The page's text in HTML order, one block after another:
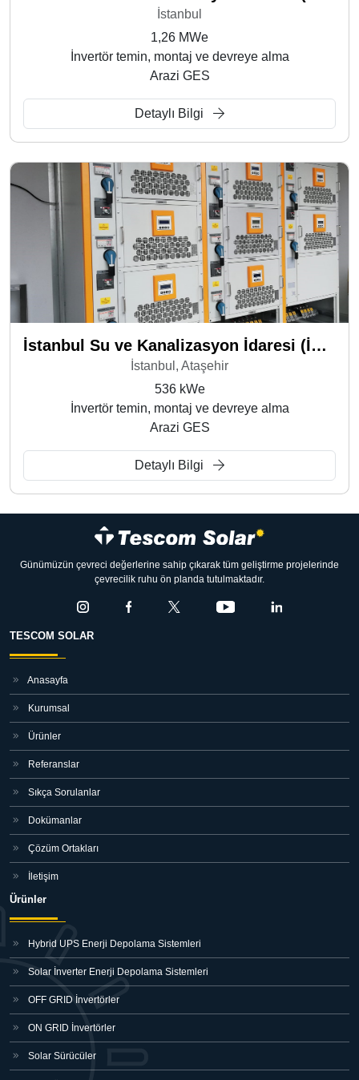
İstanbul
1,26 MWe
İnvertör temin, montaj ve devreye alma
Arazi GES
Detaylı Bilgi
İstanbul Su ve Kanalizasyon İdaresi (İSKİ) - Ferhatpaşa
İstanbul, Ataşehir
536 kWe
İnvertör temin, montaj ve devreye alma
Arazi GES
Detaylı Bilgi
Günümüzün çevreci değerlerine sahip çıkarak tüm geliştirme projelerinde
çevrecilik ruhu ön planda tutulmaktadır.
TESCOM SOLAR
Anasayfa
Kurumsal
Ürünler
Referanslar
Sıkça Sorulanlar
Dokümanlar
Çözüm Ortakları
İletişim
Ürünler
Hybrid UPS Enerji Depolama Sistemleri
Solar İnverter Enerji Depolama Sistemleri
OFF GRID İnvertörler
ON GRID İnvertörler
Solar Sürücüler